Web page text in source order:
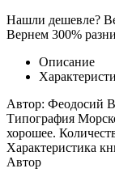
Нашли дешевле?
Вернем 300%
Описание
Автор: Феодосий
Типография
хорошее.
Характеристика
Автор